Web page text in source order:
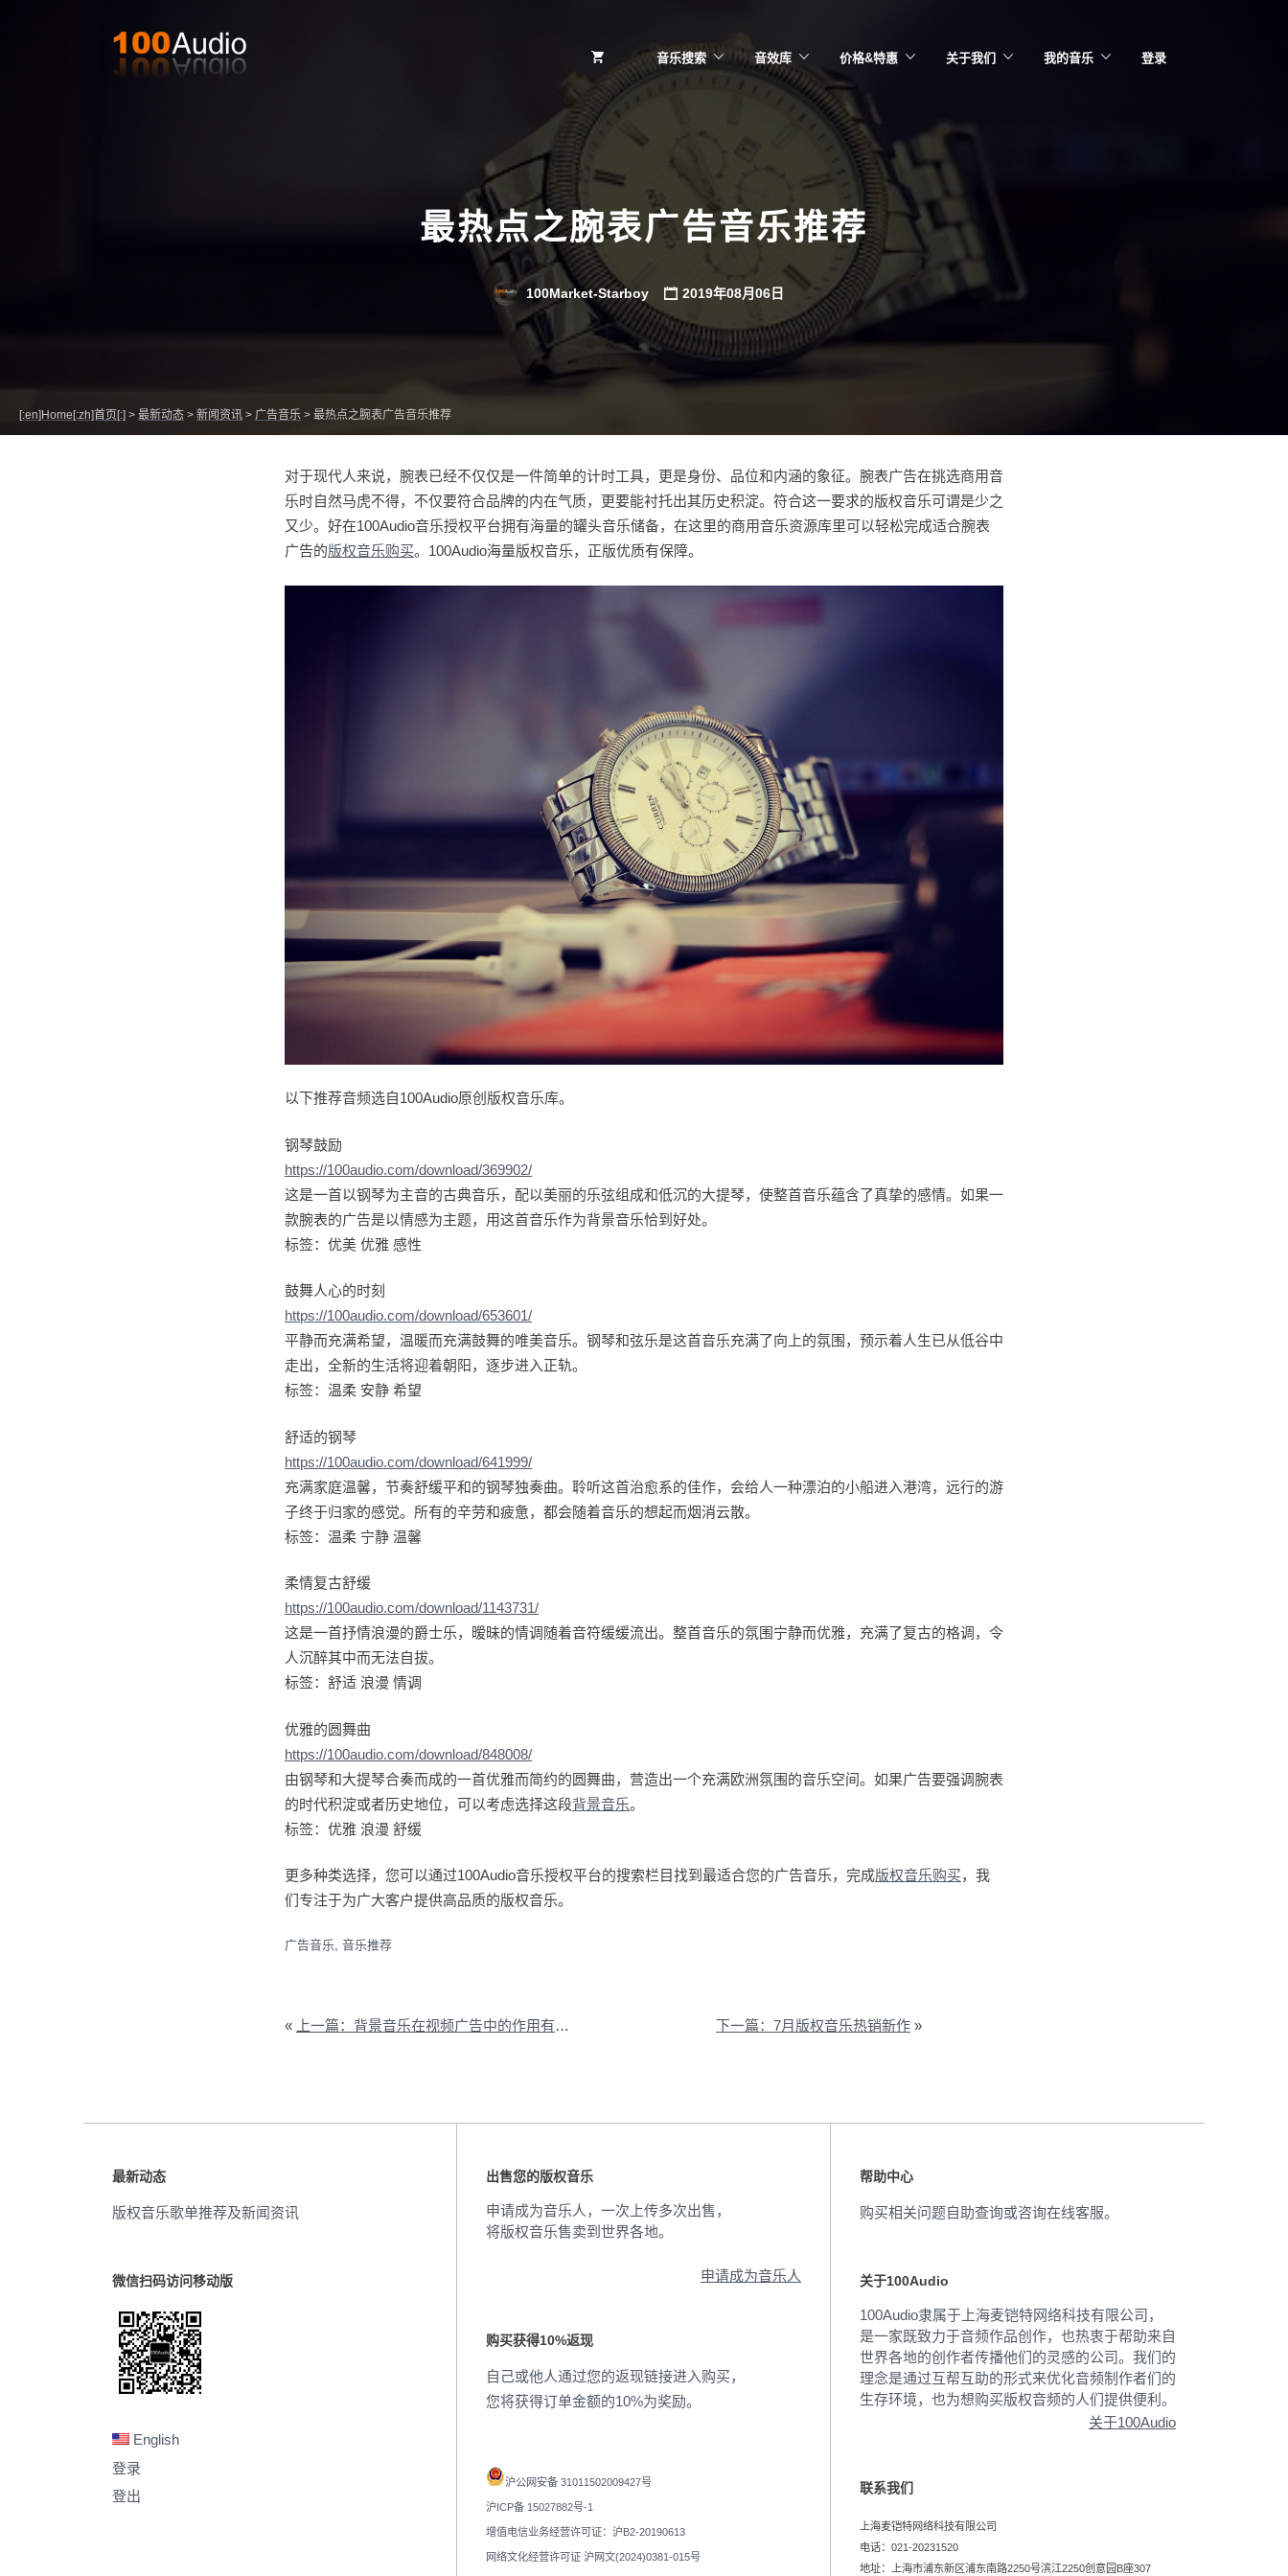
音乐搜索 音效库 价格&特惠 关于我们 我的音乐 登录
最热点之腕表广告音乐推荐
100Market-Starboy 2019年08月06日
[:en]Home[:zh]首页[:] > 最新动态 > 新闻资讯 > 广告音乐 > 最热点之腕表广告音乐推荐
对于现代人来说，腕表已经不仅仅是一件简单的计时工具，更是身份、品位和内涵的象征。腕表广告在挑选商用音
乐时自然马虎不得，不仅要符合品牌的内在气质，更要能衬托出其历史积淀。符合这一要求的版权音乐可谓是少之
又少。好在100Audio音乐授权平台拥有海量的罐头音乐储备，在这里的商用音乐资源库里可以轻松完成适合腕表
广告的版权音乐购买。100Audio海量版权音乐，正版优质有保障。
以下推荐音频选自100Audio原创版权音乐库。
钢琴鼓励
https://100audio.com/download/369902/
这是一首以钢琴为主音的古典音乐，配以美丽的乐弦组成和低沉的大提琴，使整首音乐蕴含了真挚的感情。如果一
款腕表的广告是以情感为主题，用这首音乐作为背景音乐恰到好处。
标签：优美 优雅 感性
鼓舞人心的时刻
https://100audio.com/download/653601/
平静而充满希望，温暖而充满鼓舞的唯美音乐。钢琴和弦乐是这首音乐充满了向上的氛围，预示着人生已从低谷中
走出，全新的生活将迎着朝阳，逐步进入正轨。
标签：温柔 安静 希望
舒适的钢琴
https://100audio.com/download/641999/
充满家庭温馨，节奏舒缓平和的钢琴独奏曲。聆听这首治愈系的佳作，会给人一种漂泊的小船进入港湾，远行的游
子终于归家的感觉。所有的辛劳和疲惫，都会随着音乐的想起而烟消云散。
标签：温柔 宁静 温馨
柔情复古舒缓
https://100audio.com/download/1143731/
这是一首抒情浪漫的爵士乐，暧昧的情调随着音符缓缓流出。整首音乐的氛围宁静而优雅，充满了复古的格调，令
人沉醉其中而无法自拔。
标签：舒适 浪漫 情调
优雅的圆舞曲
https://100audio.com/download/848008/
由钢琴和大提琴合奏而成的一首优雅而简约的圆舞曲，营造出一个充满欧洲氛围的音乐空间。如果广告要强调腕表
的时代积淀或者历史地位，可以考虑选择这段背景音乐。
标签：优雅 浪漫 舒缓
更多种类选择，您可以通过100Audio音乐授权平台的搜索栏目找到最适合您的广告音乐，完成版权音乐购买，我
们专注于为广大客户提供高品质的版权音乐。
广告音乐 音乐推荐
« 上一篇：背景音乐在视频广告中的作用有哪些 下一篇：7月版权音乐热销新作 »
最新动态
版权音乐歌单推荐及新闻资讯
微信扫码访问移动版
English
登录
登出
出售您的版权音乐
申请成为音乐人，一次上传多次出售，
将版权音乐售卖到世界各地。
申请成为音乐人
购买获得10%返现
自己或他人通过您的返现链接进入购买，
您将获得订单金额的10%为奖励。
沪公网安备 31011502009427号
沪ICP备 15027882号-1
增值电信业务经营许可证：沪B2-20190613
网络文化经营许可证 沪网文(2024)0381-015号
帮助中心
购买相关问题自助查询或咨询在线客服。
关于100Audio
100Audio隶属于上海麦铠特网络科技有限公司，
是一家既致力于音频作品创作，也热衷于帮助来自
世界各地的创作者传播他们的灵感的公司。我们的
理念是通过互帮互助的形式来优化音频制作者们的
生存环境，也为想购买版权音频的人们提供便利。
关于100Audio
联系我们
上海麦铠特网络科技有限公司
电话：021-20231520
地址：上海市浦东新区浦东南路2250号滨江2250创意园B座307